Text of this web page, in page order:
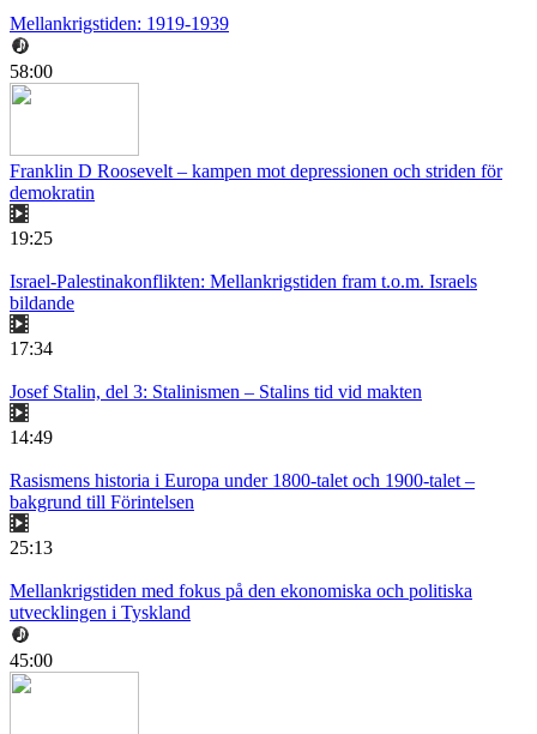
Mellankrigstiden: 1919-1939
58:00
Franklin D Roosevelt – kampen mot depressionen och striden för
demokratin
19:25
Israel-Palestinakonflikten: Mellankrigstiden fram t.o.m. Israels
bildande
17:34
Josef Stalin, del 3: Stalinismen – Stalins tid vid makten
14:49
Rasismens historia i Europa under 1800-talet och 1900-talet –
bakgrund till Förintelsen
25:13
Mellankrigstiden med fokus på den ekonomiska och politiska
utvecklingen i Tyskland
45:00